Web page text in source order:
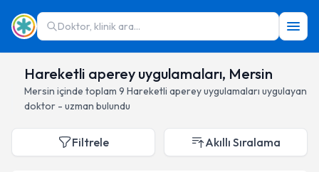
Doktor, klinik ara...
Hareketli aperey uygulamaları, Mersin
Mersin içinde toplam 9 Hareketli aperey uygulamaları uygulayan
doktor - uzman bulundu
Filtrele Akıllı Sıralama